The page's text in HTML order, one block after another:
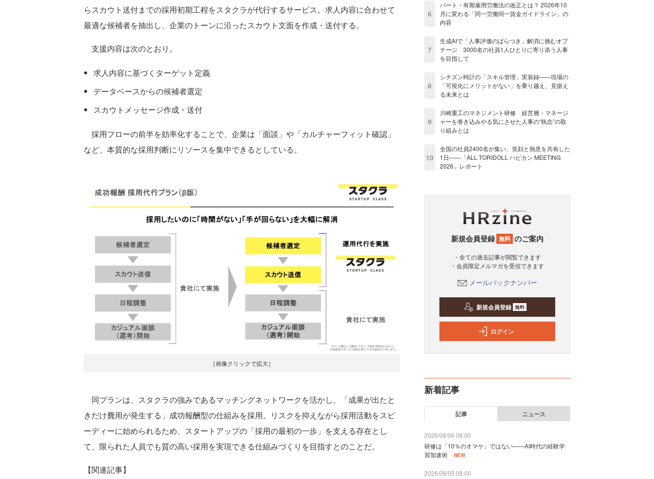
らスカウト送付までの採用初期工程をスタクラが代行するサービス。求人内容に合わせて
最適な候補者を抽出し、企業のトーンに沿ったスカウト文面を作成・送付する。
支援内容は次のとおり。
求人内容に基づくターゲット定義
データベースからの候補者選定
スカウトメッセージ作成・送付
採用フローの前半を効率化することで、企業は「面談」や「カルチャーフィット確認」
など、本質的な採用判断にリソースを集中できるとしている。
［画像クリックで拡大］
同プランは、スタクラの強みであるマッチングネットワークを活かし、「成果が出たと
きだけ費用が発生する」成功報酬型の仕組みを採用。リスクを抑えながら採用活動をスピ
ーディーに始められるため、スタートアップの「採用の最初の一歩」を支える存在とし
て、限られた人員でも質の高い採用を実現できる仕組みづくりを目指すとのことだ。
【関連記事】
6
パート・有期雇用労働法の改正とは？ 2026年10
月に変わる「同一労働同一賃金ガイドライン」の
内容
7
生成AIで「人事評価のばらつき」解消に挑むオプ
テージ 3000名の社員1人ひとりに寄り添う人事
を目指して
8
シチズン時計の「スキル管理」実装録——現場の
「可視化にメリットがない」を乗り越え、見据え
る未来とは
9
川崎重工のマネジメント研修 経営層・マネージ
ャーを巻き込みやる気にさせた人事の“執念”の取
り組みとは
10
全国の社員2400名が集い、笑顔と熱意を共有した
1日――「ALL TORIDOLL ハピカン MEETING
2026」レポート
新規会員登録 無料 のご案内
・全ての過去記事が閲覧できます
・会員限定メルマガを受信できます
メールバックナンバー
新規会員登録 無料
ログイン
新着記事
記事 ニュース
2026/08/06 08:00
研修は「10％のオマケ」ではない——AI時代の経験学
習加速術
NEW
2026/08/05 08:00